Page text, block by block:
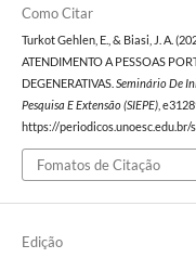
Como Citar
Turkot Gehlen, E., & Biasi, J. A.
ATENDIMENTO A PESSOAS
DEGENERATIVAS. Seminário De
Pesquisa E Extensão (SIEPE),
https://
Fomatos de Citação
Edição